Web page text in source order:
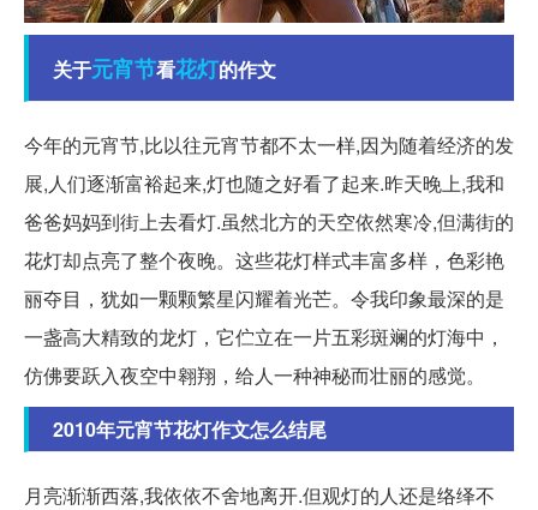
关于元宵节看花灯的作文
今年的元宵节,比以往元宵节都不太一样,因为随着经济的发
展,人们逐渐富裕起来,灯也随之好看了起来.昨天晚上,我和
爸爸妈妈到街上去看灯.虽然北方的天空依然寒冷,但满街的
花灯却点亮了整个夜晚。这些花灯样式丰富多样，色彩艳
丽夺目，犹如一颗颗繁星闪耀着光芒。令我印象最深的是
一盏高大精致的龙灯，它伫立在一片五彩斑斓的灯海中，
仿佛要跃入夜空中翱翔，给人一种神秘而壮丽的感觉。
2010年元宵节花灯作文怎么结尾
月亮渐渐西落,我依依不舍地离开.但观灯的人还是络绎不